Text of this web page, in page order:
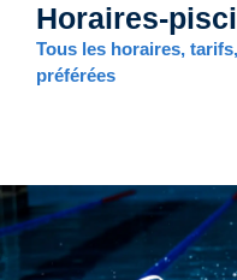
Aller
contenu
Horaires-
Tous les horaires,
préférées